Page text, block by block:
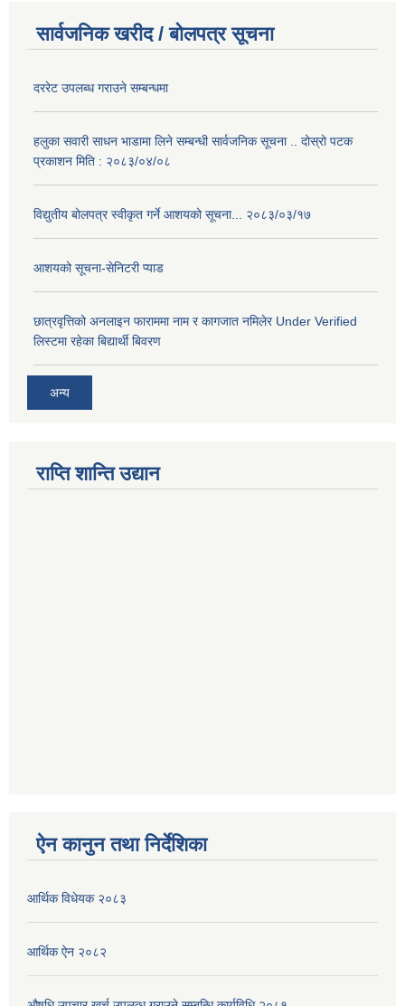
सार्वजनिक खरीद / बोलपत्र सूचना
दररेट उपलब्ध गराउने सम्बन्धमा
हलुका सवारी साधन भाडामा लिने सम्बन्धी सार्वजनिक सूचना .. दोस्रो पटक
प्रकाशन मिति : २०८३/०४/०८
विद्युतीय बोलपत्र स्वीकृत गर्ने आशयको सूचना... २०८३/०३/१७
आशयको सूचना-सेनिटरी प्याड
छात्रवृत्तिको अनलाइन फाराममा नाम र कागजात नमिलेर Under Verified
लिस्टमा रहेका बिद्यार्थी बिवरण
अन्य
राप्ति शान्ति उद्यान
ऐन कानुन तथा निर्देशिका
आर्थिक विधेयक २०८३
आर्थिक ऐन २०८२